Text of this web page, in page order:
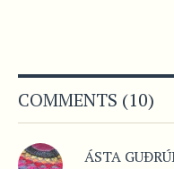
COMMENTS (10)
ÁSTA